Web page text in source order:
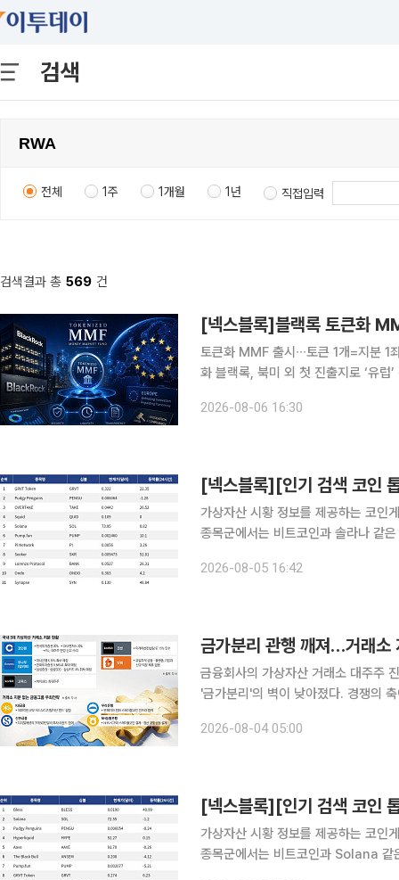
검색
전체 1주 1개월 1년 직접입력
검색결과 총 569 건
[넥스블록]블랙록 토큰화
토큰화 MMF 출시∙∙∙토큰 1개=지분 1
화 블랙록, 북미 외 첫 진출지로 ‘유럽
인 시장에서의 입지를 강화한다
2026-08-06 16:30
가상자산 시황 정보를 제공하는 코
종목군에서는 비트코인과 솔라나 같
방향성을 확인하는 기준 자산 역할을
2026-08-05 16:42
금융회사의 가상자산 거래소 대주주
'금가분리'의 벽이 낮아졌다. 경쟁의
못한 금융그룹들이 펀드와 블록체인
2026-08-04 05:00
가상자산 시황 정보를 제공하는 코
종목군에서는 비트코인과 Solana 같